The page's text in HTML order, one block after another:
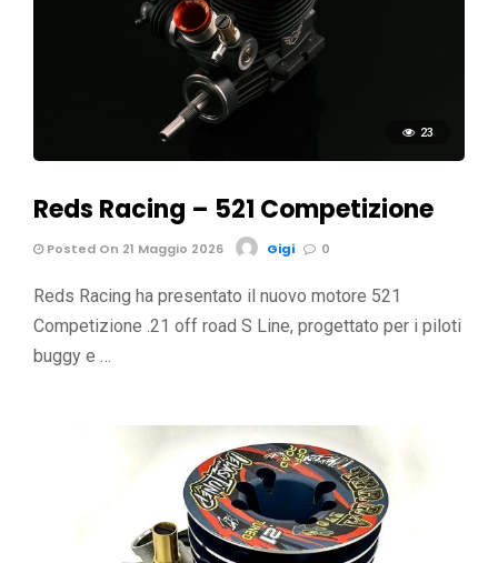
23
Reds Racing – 521 Competizione
Posted On 21 Maggio 2026 Gigi 0
Reds Racing ha presentato il nuovo motore 521
Competizione .21 off road S Line, progettato per i piloti
buggy e …